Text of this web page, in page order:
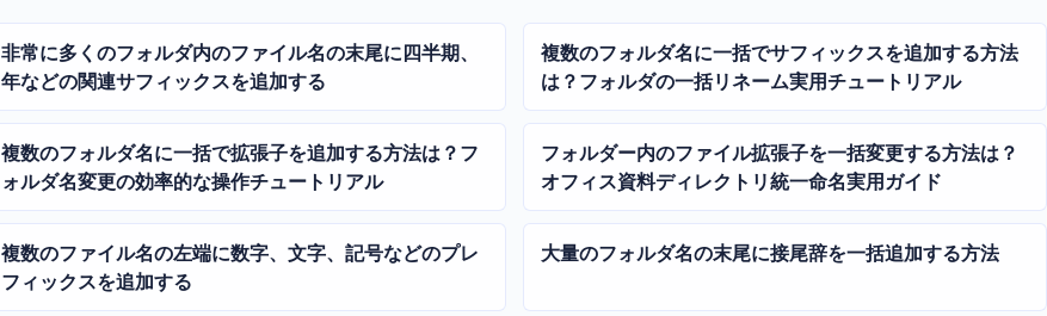
非常に多くのフォルダ内のファイル名の末尾に四半期、
年などの関連サフィックスを追加する
複数のフォルダ名に一括でサフィックスを追加する方法
は？フォルダの一括リネーム実用チュートリアル
複数のフォルダ名に一括で拡張子を追加する方法は？フ
ォルダ名変更の効率的な操作チュートリアル
フォルダー内のファイル拡張子を一括変更する方法は？
オフィス資料ディレクトリ統一命名実用ガイド
複数のファイル名の左端に数字、文字、記号などのプレ
フィックスを追加する
大量のフォルダ名の末尾に接尾辞を一括追加する方法